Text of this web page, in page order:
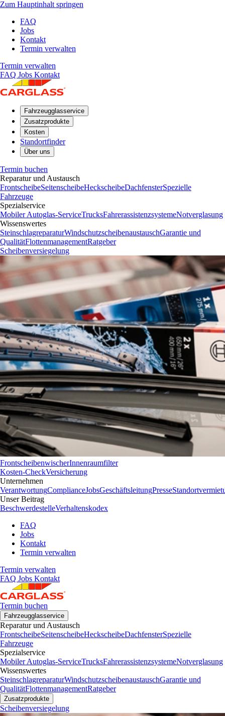
Zum Hauptinhalt springen
FAQ
Jobs
Kontakt
Termin verwalten
Termin verwalten
FAQ Jobs Kontakt
Fahrzeugglasservice
Zusatzprodukte
Kosten
Standortfinder
Über uns
Termin buchen
Reparatur und Austausch
FrontscheibeSeitenscheibeHeckscheibeDachfensterSpezielle
Fahrzeuge
Spezialservice
Mobiler Autoglas-ServiceTrucksFahrerassistenzsystemeNotverglasung
Wissenswertes
SteinschlagreparaturWindschutzscheibenaustauschGarantie und
QualitätFlottenmanagementRatgeber
Scheibenversiegelung
FrontscheibenwischerInnenraumfilter
Kosten-CheckVersicherung
Unternehmen
VerantwortungComplianceJobsGeschäftsleitungPresse
Unser Beitrag
BeschwerdestelleVerhaltenskodex
FAQ
Jobs
Kontakt
Termin verwalten
Termin verwalten
FAQ Jobs Kontakt
Termin buchen
Fahrzeugglasservice
Reparatur und Austausch
FrontscheibeSeitenscheibeHeckscheibeDachfensterSpezielle
Fahrzeuge
Spezialservice
Mobiler Autoglas-ServiceTrucksFahrerassistenzsystemeNotverglasung
Wissenswertes
SteinschlagreparaturWindschutzscheibenaustauschGarantie und
QualitätFlottenmanagementRatgeber
Zusatzprodukte
Scheibenversiegelung